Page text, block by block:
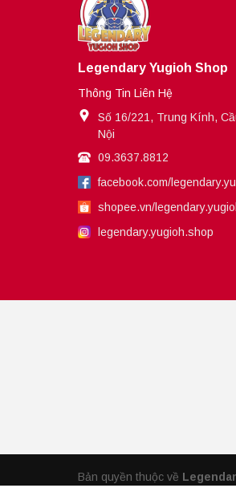
Legendary Yugioh Shop
Thông Tin Liên Hệ
Số 16/221, Trung Kính,
Nội
09.3637.8812
facebook.com/
shopee.vn/
legendary.yugioh.shop
Bản quyền thuộc về